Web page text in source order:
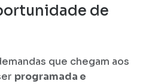
de
que chegam aos
programada e